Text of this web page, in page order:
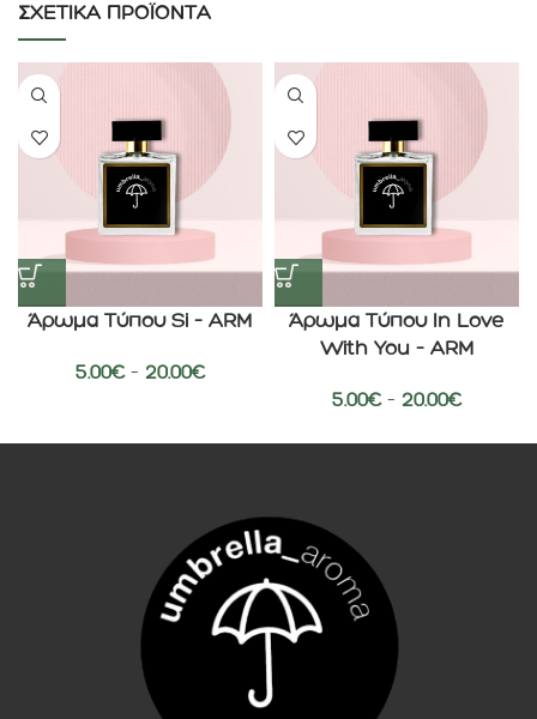
ΣΧΕΤΙΚΆ ΠΡΟΪΌΝΤΑ
Άρωμα Τύπου Si – ARM
5.00€ – 20.00€
Άρωμα Τύπου In Love
With You – ARM
5.00€ – 20.00€